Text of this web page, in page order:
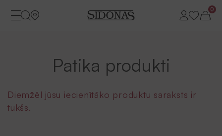
0
Patika produkti
Diemžēl jūsu iecienītāko produktu saraksts ir
tukšs.